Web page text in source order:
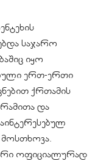
საჯარო
იყო
ერთ-ერთი
ქრთამის
და
მოსთხოვა.
ოფიციალურად